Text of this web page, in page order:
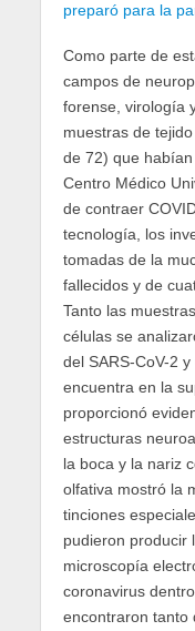
preparó para la
Como parte de
campos de
forense, virología
muestras de
de 72) que
Centro Médico
de contraer
tecnología, los
tomadas de la
fallecidos y de
Tanto las
células se
del SARS-CoV-2 y
encuentra en la
proporcionó
estructuras
la boca y la nariz
olfativa mostró la
tinciones
pudieron producir
microscopía
coronavirus
encontraron tanto